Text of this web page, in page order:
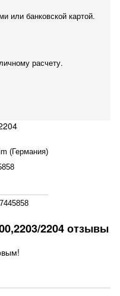
или банковской картой.
расчету.
(Германия)
2204 отзывы